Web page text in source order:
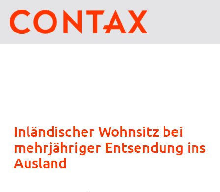
Inländischer Wohnsitz bei
mehrjähriger Entsendung ins
Ausland